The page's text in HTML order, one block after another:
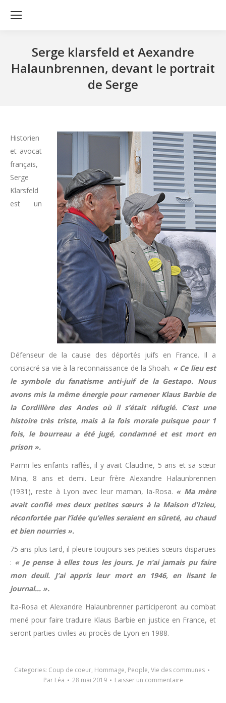
Serge klarsfeld et Aexandre
Halaunbrennen, devant le portrait
de Serge
Historien
et avocat
français,
Serge
Klarsfeld
est un
Défenseur de la cause des déportés juifs en France. Il a
consacré sa vie à la reconnaissance de la Shoah. « Ce lieu est
le symbole du fanatisme anti-juif de la Gestapo. Nous
avons mis la même énergie pour ramener Klaus Barbie de
la Cordillère des Andes où il s’était réfugié. C’est une
histoire très triste, mais à la fois morale puisque pour 1
fois, le bourreau a été jugé, condamné et est mort en
prison ».
Parmi les enfants raflés, il y avait Claudine, 5 ans et sa sœur
Mina, 8 ans et demi. Leur frère Alexandre Halaunbrennen
(1931), reste à Lyon avec leur maman, Ia-Rosa. « Ma mère
avait confié mes deux petites sœurs à la Maison d’Izieu,
réconfortée par l’idée qu’elles seraient en sûreté, au chaud
et bien nourries ».
75 ans plus tard, il pleure toujours ses petites sœurs disparues
: « Je pense à elles tous les jours. Je n’ai jamais pu faire
mon deuil. J’ai appris leur mort en 1946, en lisant le
journal… ».
Ita-Rosa et Alexandre Halaunbrenner participeront au combat
mené pour faire traduire Klaus Barbie en justice en France, et
seront parties civiles au procès de Lyon en 1988.
Categories: Coup de coeur, Hommage, People, Vie des communes
Par Léa 28 mai 2019 Laisser un commentaire